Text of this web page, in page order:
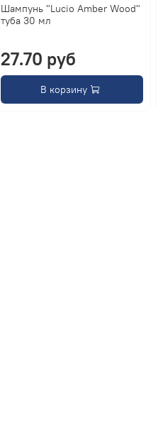
Шампунь "Lucio Amber Wood"
туба 30 мл
27.70 руб
В корзину